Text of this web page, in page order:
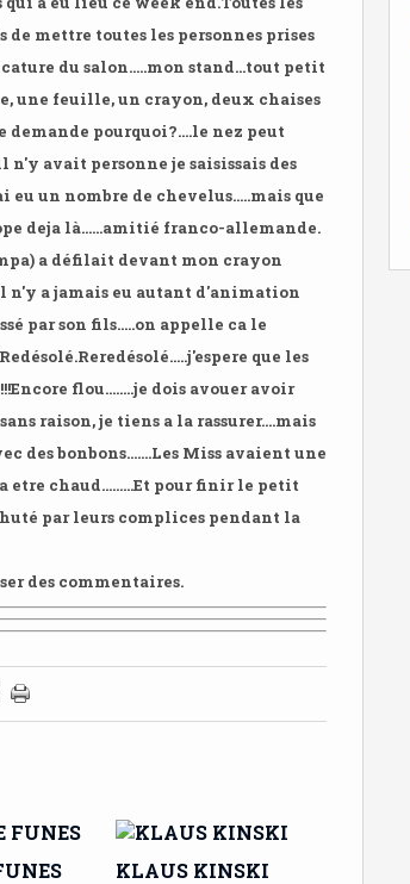
de mettre toutes les personnes prises
du salon.....mon stand...tout petit
une feuille, un crayon, deux chaises
demande pourquoi?....le nez peut
n'y avait personne je saisissais des
eu un nombre de chevelus.....mais que
deja là......amitié franco-allemande.
a défilait devant mon crayon
n'y a jamais eu autant d'animation
par son fils.....on appelle ca le
Reredésolé.....j'espere que les
Encore flou........je dois avouer avoir
raison, je tiens a la rassurer....mais
des bonbons.......Les Miss avaient une
chaud.........Et pour finir le petit
par leurs complices pendant la
des commentaires.
KLAUS KINSKI